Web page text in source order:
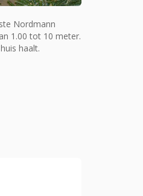
Nordmann
1.00 tot 10 meter.
haalt.